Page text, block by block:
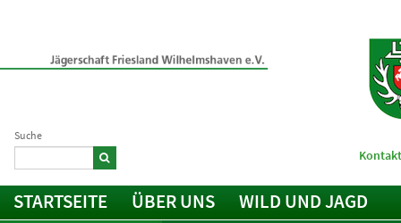
Suche
STARTSEITE ÜBER UNS
WILD UND JAGD